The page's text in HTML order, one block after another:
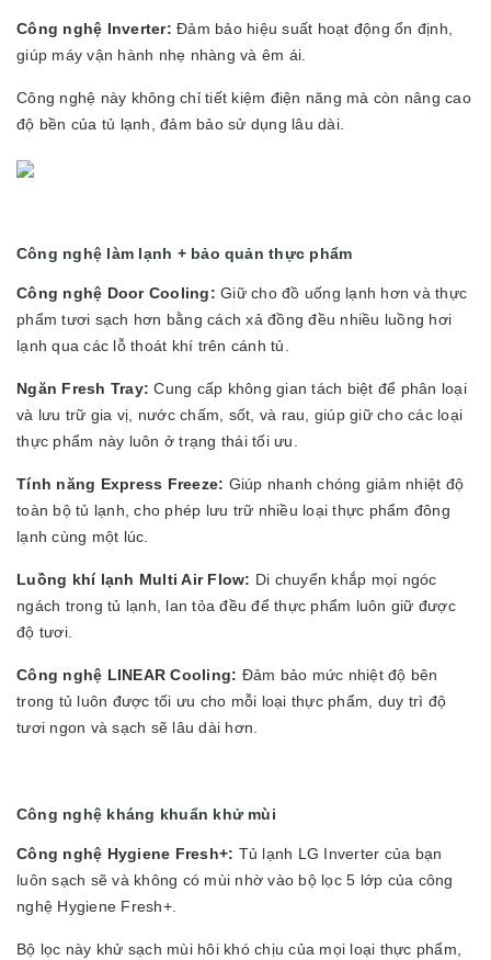
Công nghệ Inverter: Đảm bảo hiệu suất hoạt động ổn định,
giúp máy vận hành nhẹ nhàng và êm ái.
Công nghệ này không chỉ tiết kiệm điện năng mà còn nâng cao
độ bền của tủ lạnh, đảm bảo sử dụng lâu dài.
Công nghệ làm lạnh + bảo quản thực phẩm
Công nghệ Door Cooling: Giữ cho đồ uống lạnh hơn và thực
phẩm tươi sạch hơn bằng cách xả đồng đều nhiều luồng hơi
lạnh qua các lỗ thoát khí trên cánh tủ.
Ngăn Fresh Tray: Cung cấp không gian tách biệt để phân loại
và lưu trữ gia vị, nước chấm, sốt, và rau, giúp giữ cho các loại
thực phẩm này luôn ở trạng thái tối ưu.
Tính năng Express Freeze: Giúp nhanh chóng giảm nhiệt độ
toàn bộ tủ lạnh, cho phép lưu trữ nhiều loại thực phẩm đông
lạnh cùng một lúc.
Luồng khí lạnh Multi Air Flow: Di chuyển khắp mọi ngóc
ngách trong tủ lạnh, lan tỏa đều để thực phẩm luôn giữ được
độ tươi.
Công nghệ LINEAR Cooling: Đảm bảo mức nhiệt độ bên
trong tủ luôn được tối ưu cho mỗi loại thực phẩm, duy trì độ
tươi ngon và sạch sẽ lâu dài hơn.
Công nghệ kháng khuẩn khử mùi
Công nghệ Hygiene Fresh+: Tủ lạnh LG Inverter của bạn
luôn sạch sẽ và không có mùi nhờ vào bộ lọc 5 lớp của công
nghệ Hygiene Fresh+.
Bộ lọc này khử sạch mùi hôi khó chịu của mọi loại thực phẩm,